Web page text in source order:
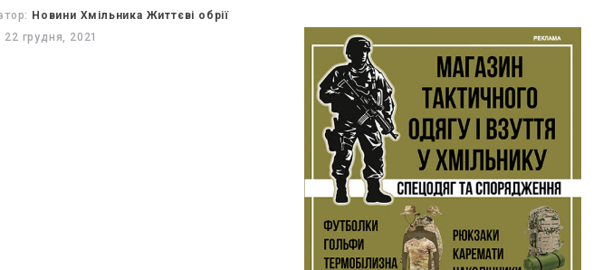
Новини Хмільника Життєві обрії
22 грудня, 2021